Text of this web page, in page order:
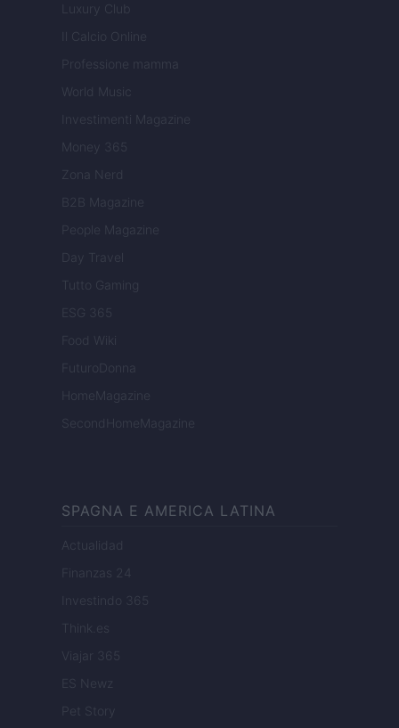
Luxury Club
Il Calcio Online
Professione mamma
World Music
Investimenti Magazine
Money 365
Zona Nerd
B2B Magazine
People Magazine
Day Travel
Tutto Gaming
ESG 365
Food Wiki
FuturoDonna
HomeMagazine
SecondHomeMagazine
SPAGNA E AMERICA LATINA
Actualidad
Finanzas 24
Investindo 365
Think.es
Viajar 365
ES Newz
Pet Story